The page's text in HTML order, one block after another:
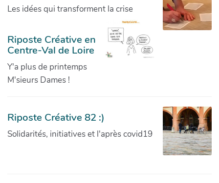
Les idées qui transforment la crise
Riposte Créative en
Centre-Val de Loire
Y'a plus de printemps
M'sieurs Dames !
Riposte Créative 82 :)
Solidarités, initiatives et l'après covid19